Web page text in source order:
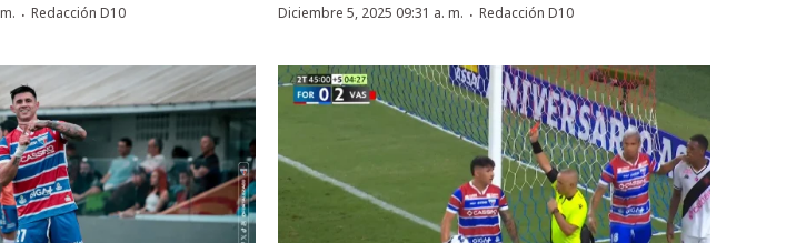
·Redacción D10 Diciembre 5, 2025 09:31 a. m. · Redacción D10